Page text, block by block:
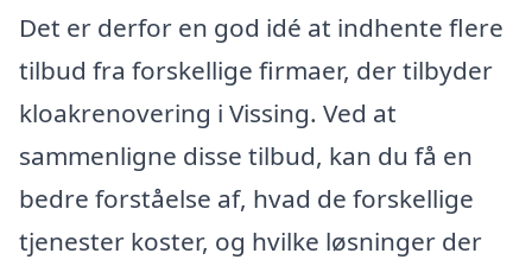
Det er derfor en god idé at indhente flere
tilbud fra forskellige firmaer, der tilbyder
kloakrenovering i Vissing. Ved at
sammenligne disse tilbud, kan du få en
bedre forståelse af, hvad de forskellige
tjenester koster, og hvilke løsninger der